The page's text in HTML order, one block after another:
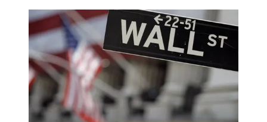
Dalam file foto 11 Mei 2007 ini, tanda Wall Street
dipasang di dekat fasad terbungkus bendera dari Bursa
Efek New York. (Richard Drew/AP Photo)